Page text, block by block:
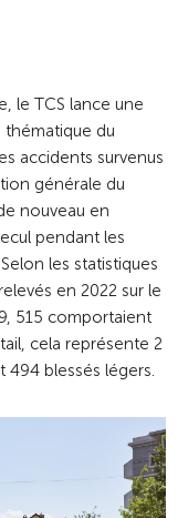
le TCS lance une
du
accidents survenus
générale du
nouveau en
pendant les
les statistiques
en 2022 sur le
515 comportaient
cela représente 2
494 blessés légers.